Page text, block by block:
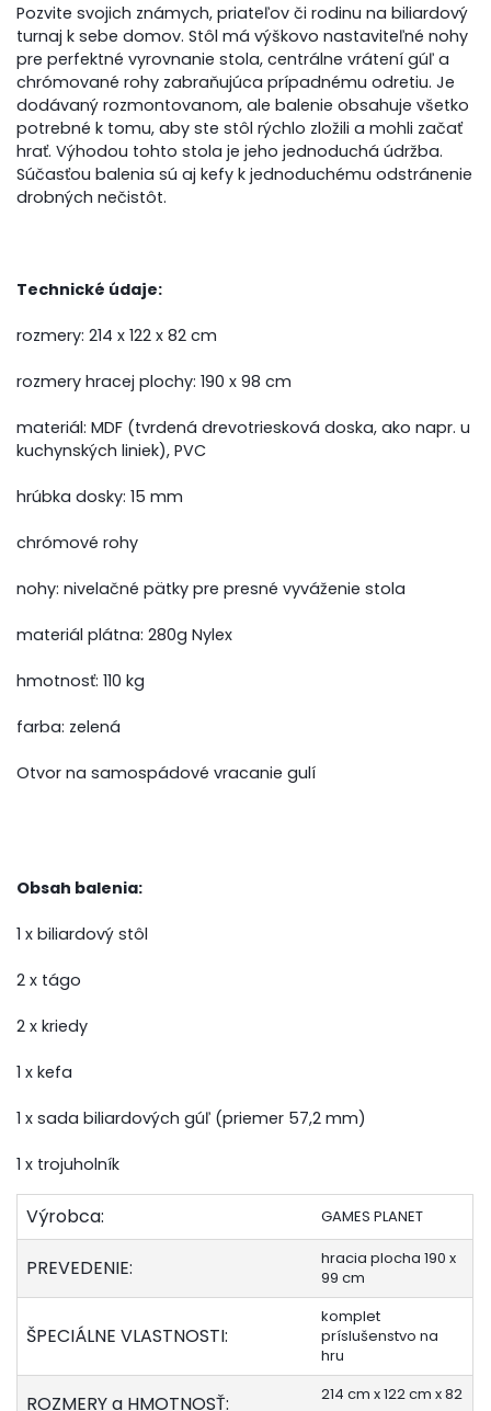
Pozvite svojich známych, priateľov či rodinu na biliardový
turnaj k sebe domov. Stôl má výškovo nastaviteľné nohy
pre perfektné vyrovnanie stola, centrálne vrátení gúľ a
chrómované rohy zabraňujúca prípadnému odretiu. Je
dodávaný rozmontovanom, ale balenie obsahuje všetko
potrebné k tomu, aby ste stôl rýchlo zložili a mohli začať
hrať. Výhodou tohto stola je jeho jednoduchá údržba.
Súčasťou balenia sú aj kefy k jednoduchému odstránenie
drobných nečistôt.
Technické údaje:
rozmery: 214 x 122 x 82 cm
rozmery hracej plochy: 190 x 98 cm
materiál: MDF (tvrdená drevotriesková doska, ako napr. u
kuchynských liniek), PVC
hrúbka dosky: 15 mm
chrómové rohy
nohy: nivelačné pätky pre presné vyváženie stola
materiál plátna: 280g Nylex
hmotnosť: 110 kg
farba: zelená
Otvor na samospádové vracanie gulí
Obsah balenia:
1 x biliardový stôl
2 x tágo
2 x kriedy
1 x kefa
1 x sada biliardových gúľ (priemer 57,2 mm)
1 x trojuholník
Výrobca: GAMES PLANET
PREVEDENIE:
hracia plocha 190 x
99 cm
ŠPECIÁLNE VLASTNOSTI:
komplet
príslušenstvo na
hru
ROZMERY a HMOTNOSŤ:
214 cm x 122 cm x 82